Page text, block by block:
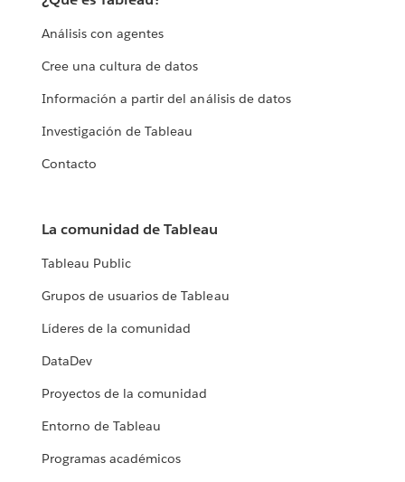
Análisis con agentes
Cree una cultura de datos
Información a partir del análisis de datos
Investigación de Tableau
Contacto
La comunidad de Tableau
Tableau Public
Grupos de usuarios de Tableau
Líderes de la comunidad
DataDev
Proyectos de la comunidad
Entorno de Tableau
Programas académicos